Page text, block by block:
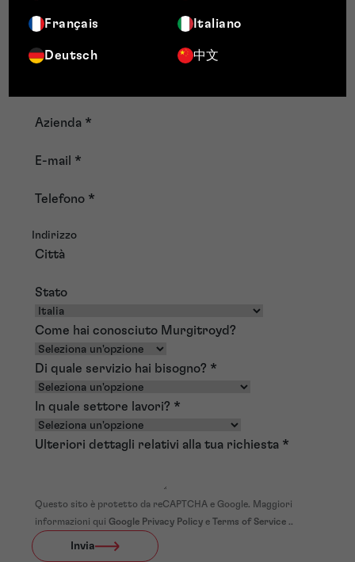
Français Italiano
Deutsch 中文
Nome e cognome
Nome di battesimo
Azienda *
E-mail *
Telefono *
Indirizzo
Città
Stato
Come hai conosciuto Murgitroyd?
Di quale servizio hai bisogno? *
In quale settore lavori? *
Ulteriori dettagli relativi alla tua richiesta *
Questo sito è protetto da reCAPTCHA e Google. Maggiori
informazioni qui Google Privacy Policy e Terms of Service ..
Invia